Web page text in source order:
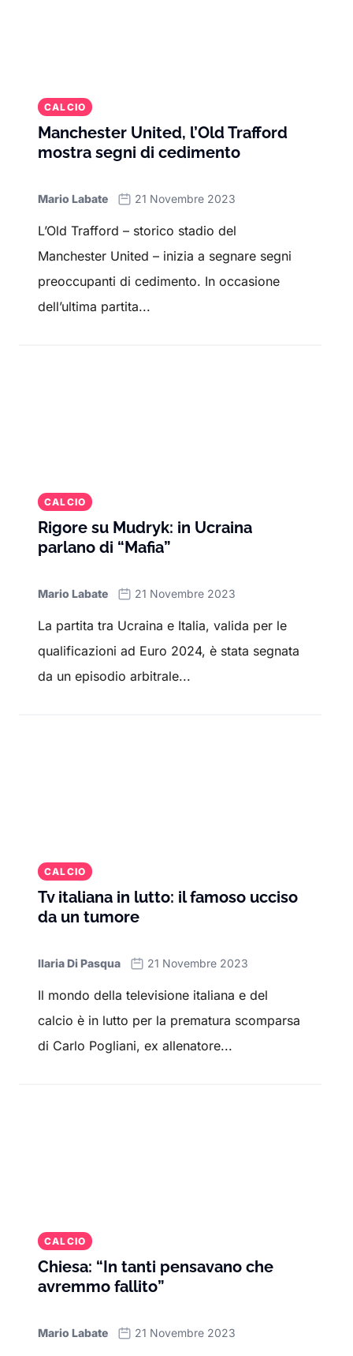
CALCIO
Manchester United, l’Old Trafford
mostra segni di cedimento
Mario Labate 21 Novembre 2023
L’Old Trafford – storico stadio del
Manchester United – inizia a segnare segni
preoccupanti di cedimento. In occasione
dell’ultima partita...
CALCIO
Rigore su Mudryk: in Ucraina
parlano di “Mafia”
Mario Labate 21 Novembre 2023
La partita tra Ucraina e Italia, valida per le
qualificazioni ad Euro 2024, è stata segnata
da un episodio arbitrale...
CALCIO
Tv italiana in lutto: il famoso ucciso
da un tumore
Ilaria Di Pasqua 21 Novembre 2023
Il mondo della televisione italiana e del
calcio è in lutto per la prematura scomparsa
di Carlo Pogliani, ex allenatore...
CALCIO
Chiesa: “In tanti pensavano che
avremmo fallito”
Mario Labate 21 Novembre 2023